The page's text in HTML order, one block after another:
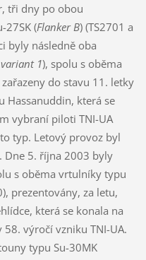
tři dny po obou
27SK (Flanker B) (TS2701 a
byly následně oba
1), spolu s oběma
zařazeny do stavu 11. letky
Hassanuddin, která se
vybraní piloti TNI-UA
typ. Letový provoz byl
Dne 5. října 2003 byly
s oběma vrtulníky typu
prezentovány, za letu,
která se konala na
výročí vzniku TNI-UA.
typu Su-30MK